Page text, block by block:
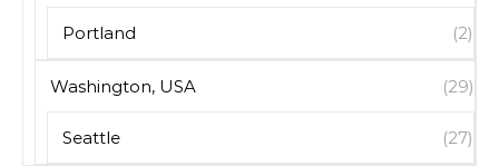
Portland (2)
Washington, USA (29)
Seattle (27)